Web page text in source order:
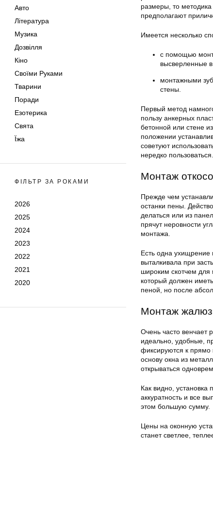
Авто
Література
Музика
Дозвілля
Кіно
Своїми Руками
Тварини
Поради
Езотерика
Свята
Їжа
ФІЛЬТР ЗА РОКАМИ
2026
2025
2024
2023
2022
2021
2020
размеры, то
предполагают
Имеется несколько
с помощью
высверленные
монтажными
стены.
Первый метод
пользу анкерных
бетонной или стене
положении
советуют
нередко пользоваться.
Монтаж
Прежде чем
останки пены.
делаться или из
прячут неровности
монтажа.
Есть одна ухищрение
выталкивала при
широким скотчем для
который должен
пеной, но после
Монтаж
Очень часто венчает
идеально, удобные,
фиксируются к прямо
основу окна из
открываться
Как видно,
аккуратность и все
этом большую сумму.
Цены на оконную
станет светлее,